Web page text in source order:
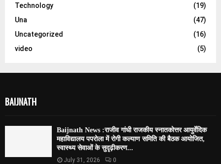
Technology
(19)
Una
(47)
Uncategorized
(16)
video
(5)
BAIJNATH
Baijnath News :राजीव गांधी राजकीय स्नातकोत्तर आयुर्वेदिक
महाविद्यालय पपरोला में रोगी कल्याण समिति की बैठक आयोजित,
स्वास्थ्य सेवाओं के सुदृढ़ीकरण...
July 31, 2026 0